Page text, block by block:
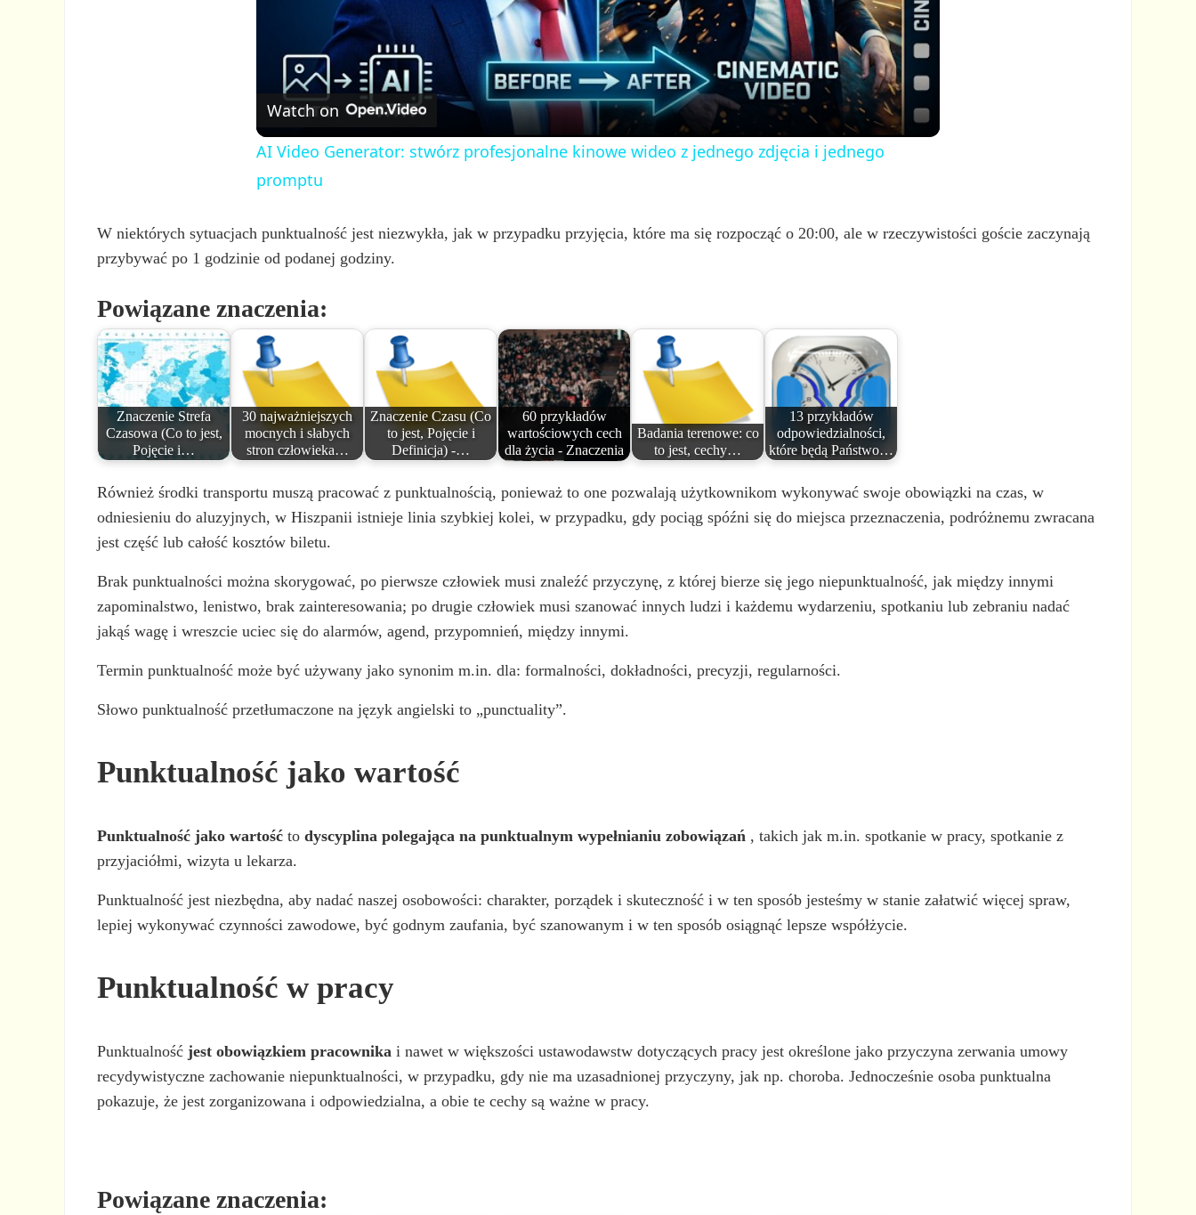
l
a
y
i
e
o
Watch on
AI Video Generator: stwórz profesjonalne kinowe wideo z jednego zdjęcia i jednego
promptu
W niektórych sytuacjach punktualność jest niezwykła, jak w przypadku przyjęcia, które ma się rozpocząć o 20:00, ale w rzeczywistości goście zaczynają
przybywać po 1 godzinie od podanej godziny.
Powiązane znaczenia:
Znaczenie Strefa
Czasowa (Co to jest,
Pojęcie i…
30 najważniejszych
mocnych i słabych
stron człowieka…
Znaczenie Czasu (Co
to jest, Pojęcie i
Definicja) -…
60 przykładów
wartościowych cech
dla życia - Znaczenia
Badania terenowe: co
to jest, cechy…
13 przykładów
odpowiedzialności,
które będą Państwo…
Również środki transportu muszą pracować z punktualnością, ponieważ to one pozwalają użytkownikom wykonywać swoje obowiązki na czas, w
odniesieniu do aluzyjnych, w Hiszpanii istnieje linia szybkiej kolei, w przypadku, gdy pociąg spóźni się do miejsca przeznaczenia, podróżnemu zwracana
jest część lub całość kosztów biletu.
Brak punktualności można skorygować, po pierwsze człowiek musi znaleźć przyczynę, z której bierze się jego niepunktualność, jak między innymi
zapominalstwo, lenistwo, brak zainteresowania; po drugie człowiek musi szanować innych ludzi i każdemu wydarzeniu, spotkaniu lub zebraniu nadać
jakąś wagę i wreszcie uciec się do alarmów, agend, przypomnień, między innymi.
Termin punktualność może być używany jako synonim m.in. dla: formalności, dokładności, precyzji, regularności.
Słowo punktualność przetłumaczone na język angielski to „punctuality”.
Punktualność jako wartość
Punktualność jako wartość todyscyplina polegająca na punktualnym wypełnianiu zobowiązań , takich jak m.in. spotkanie w pracy, spotkanie z
przyjaciółmi, wizyta u lekarza.
Punktualność jest niezbędna, aby nadać naszej osobowości: charakter, porządek i skuteczność i w ten sposób jesteśmy w stanie załatwić więcej spraw,
lepiej wykonywać czynności zawodowe, być godnym zaufania, być szanowanym i w ten sposób osiągnąć lepsze współżycie.
Punktualność w pracy
Punktualnośćjest obowiązkiem pracownika i nawet w większości ustawodawstw dotyczących pracy jest określone jako przyczyna zerwania umowy
recydywistyczne zachowanie niepunktualności, w przypadku, gdy nie ma uzasadnionej przyczyny, jak np. choroba. Jednocześnie osoba punktualna
pokazuje, że jest zorganizowana i odpowiedzialna, a obie te cechy są ważne w pracy.
Powiązane znaczenia: